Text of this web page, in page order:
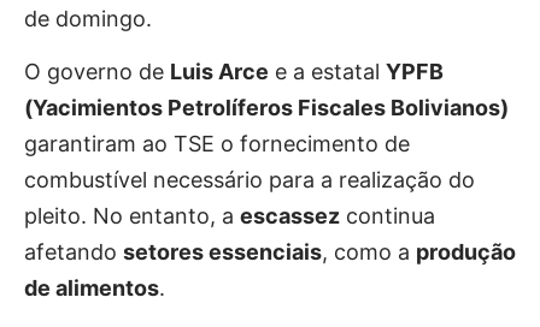
de domingo.
O governo de Luis Arce e a estatal YPFB
(Yacimientos Petrolíferos Fiscales Bolivianos)
garantiram ao TSE o fornecimento de
combustível necessário para a realização do
pleito. No entanto, a escassez continua
afetando setores essenciais, como a produção
de alimentos.